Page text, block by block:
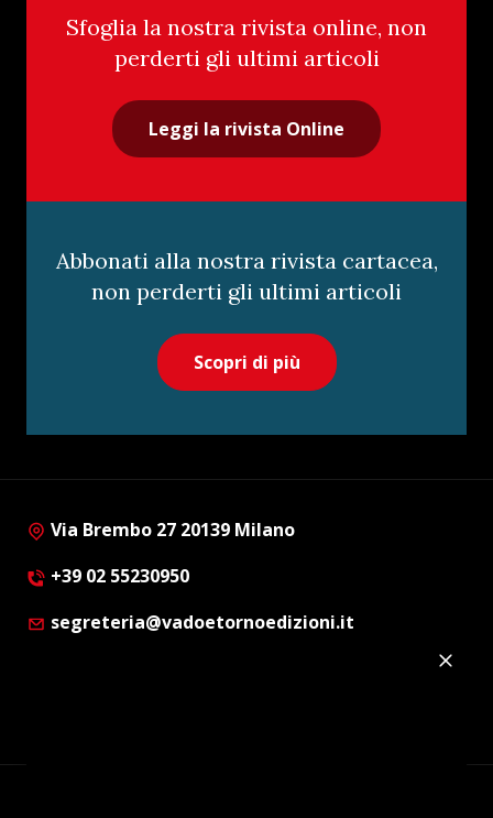
Sfoglia la nostra rivista online, non
perderti gli ultimi articoli
Leggi la rivista Online
Abbonati alla nostra rivista cartacea,
non perderti gli ultimi articoli
Scopri di più
Via Brembo 27 20139 Milano
+39 02 55230950
segreteria@vadoetornoedizioni.it